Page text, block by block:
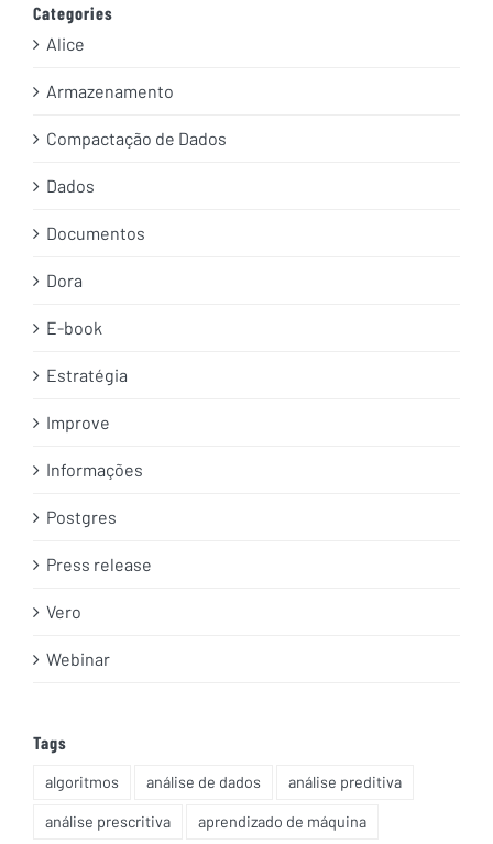
Categories
Alice
Armazenamento
Compactação de Dados
Dados
Documentos
Dora
E-book
Estratégia
Improve
Informações
Postgres
Press release
Vero
Webinar
Tags
algoritmos análise de dados análise preditiva
análise prescritiva aprendizado de máquina